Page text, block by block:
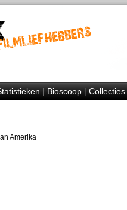
|Bioscoop|Collecties
Amerika